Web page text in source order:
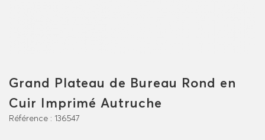
Grand Plateau de Bureau Rond en
Cuir Imprimé Autruche
Référence : 136547